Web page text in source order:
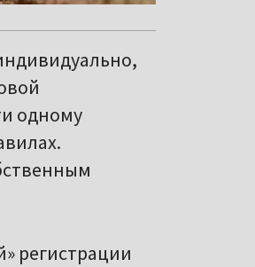
одному
регистрации